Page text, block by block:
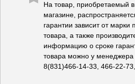
На товар, приобретаемый
магазине,
гарантии зависит от марки
товара, а также
информацию о сроке
товара можно у
8(831)466-14-33, 466-22-